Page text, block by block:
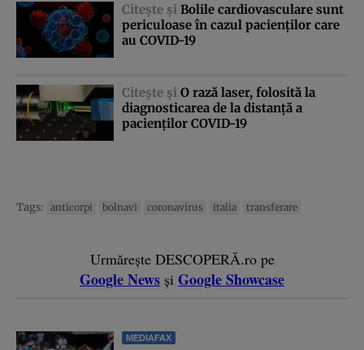
Citeşte şi Bolile cardiovasculare sunt
periculoase în cazul pacienţilor care
au COVID-19
Citeşte şi O rază laser, folosită la
diagnosticarea de la distanţă a
pacienţilor COVID-19
Tags: anticorpi bolnavi coronavirus italia transferare
Urmărește DESCOPERĂ.ro pe
Google News și Google Showcase
MEDIAFAX